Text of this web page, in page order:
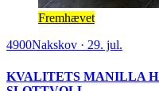
Fremhævet
4900Nakskov · 29. jul.
KVALITETS MANILLA